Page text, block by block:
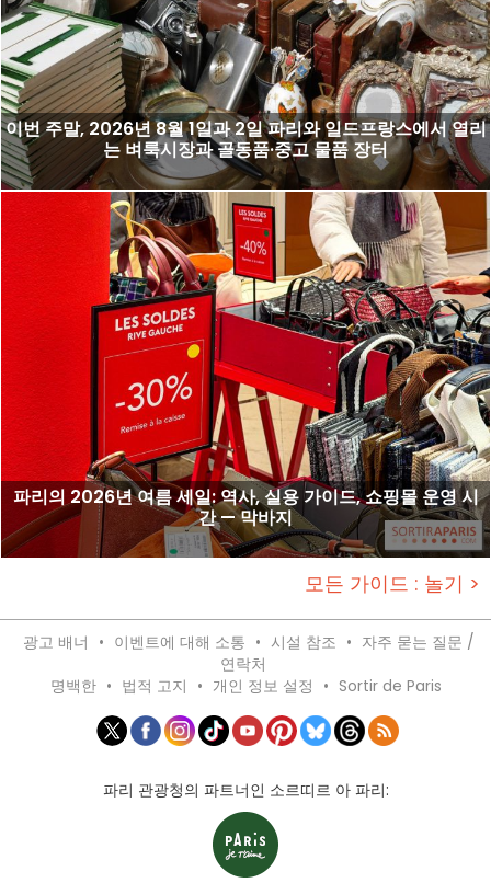
이번 주말, 2026년 8월 1일과 2일 파리와 일드프랑스에서 열리
는 벼룩시장과 골동품·중고 물품 장터
파리의 2026년 여름 세일: 역사, 실용 가이드, 쇼핑몰 운영 시
간 — 막바지
모든 가이드 : 놀기 >
광고 배너 • 이벤트에 대해 소통 • 시설 참조 • 자주 묻는 질문 /
연락처
명백한 • 법적 고지 • 개인 정보 설정 • Sortir de Paris
파리 관광청의 파트너인 소르띠르 아 파리: